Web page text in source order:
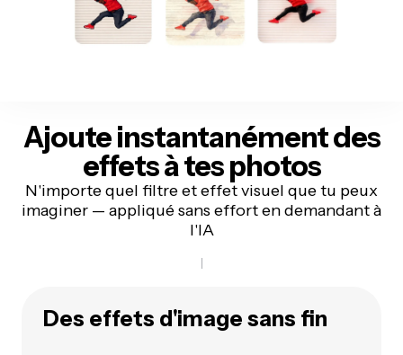
Ajoute instantanémentdes
effets à tes photos
N'importe quel filtre et effet visuel que tu peux
imaginer — appliqué sans effort en demandant à
l'IA
Des effets d'image sans fin